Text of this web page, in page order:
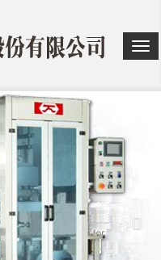
選
單
換